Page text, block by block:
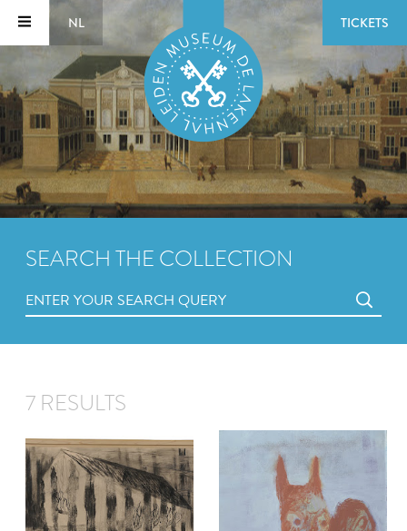
NL TICKETS
SEARCH THE COLLECTION
7 RESULTS